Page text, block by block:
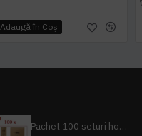
Adaugă în Coş
Pachet 100 seturi hoteliere, set dentar, set barbierit, casca de dus, pila unghii, set cusut